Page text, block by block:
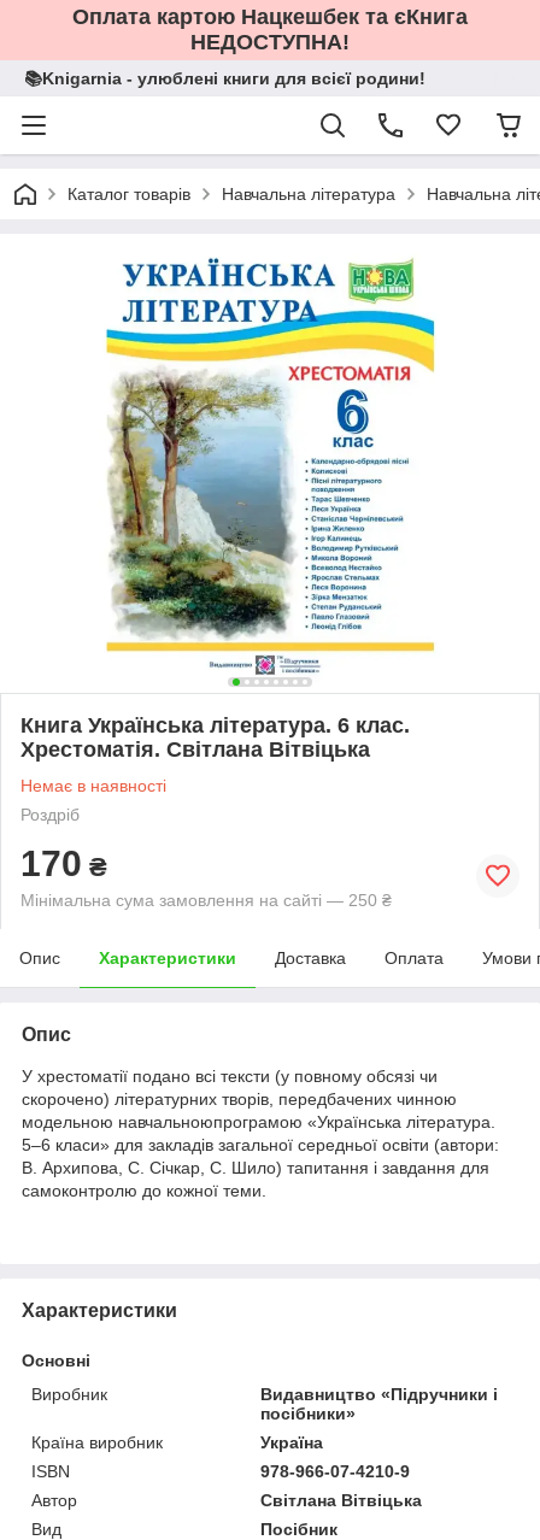
Оплата картою Нацкешбек та єКнига
НЕДОСТУПНА!
📚Knigarnia - улюблені книги для всієї родини!
Каталог товарів Навчальна література Навчальна
Книга Українська література. 6 клас.
Хрестоматія. Світлана Вітвіцька
Немає в наявності
Роздріб
170 ₴
Мінімальна сума замовлення на сайті — 250 ₴
Опис Характеристики Доставка Оплата Умови
Опис
У хрестоматії подано всі тексти (у повному обсязі чи
скорочено) літературних творів, передбачених чинною
модельною навчальноюпрограмою «Українська література.
5–6 класи» для закладів загальної середньої освіти (автори:
В. Архипова, С. Січкар, С. Шило) тапитання і завдання для
самоконтролю до кожної теми.
Характеристики
Основні
Виробник
Видавництво «Підручники і
посібники»
Країна виробник
Україна
ISBN
978-966-07-4210-9
Автор
Світлана Вітвіцька
Вид
Посібник